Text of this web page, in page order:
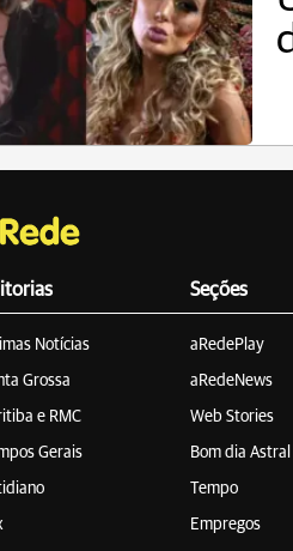
Notícias
Grossa
e RMC
Gerais
Seções
aRedePlay
aRedeNews
Web Stories
Bom dia Astral
Tempo
Empregos